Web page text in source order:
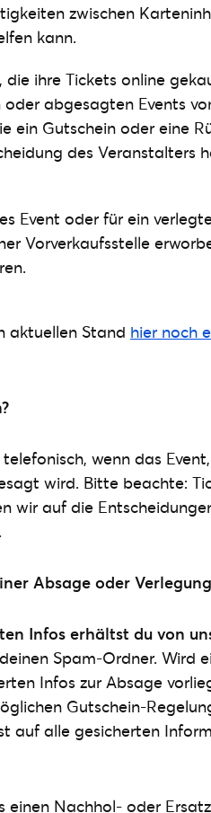
zwischen
kann.
ihre Tickets online
abgesagten Events
ein Gutschein oder eine
des Veranstalters
Event oder für ein
Vorverkaufsstelle
aktuellen Stand hier noch
wenn das
wird. Bitte beachte:
wir auf die
Absage oder
Infos erhältst du von
Spam-Ordner. Wird
Infos zur Absage
Gutschein-
auf alle gesicherten
Nachhol- oder